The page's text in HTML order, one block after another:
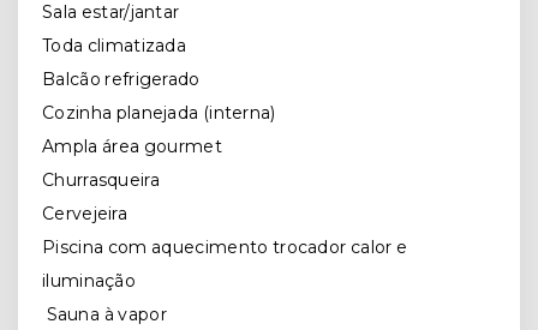
Sala estar/jantar
Toda climatizada
Balcão refrigerado
Cozinha planejada (interna)
Ampla área gourmet
Churrasqueira
Cervejeira
Piscina com aquecimento trocador calor e
iluminação
Sauna à vapor